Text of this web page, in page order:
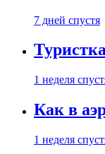
7 дней спустя
1 неделя
Как в
1 неделя